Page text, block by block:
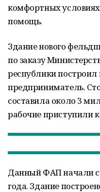
комфортных
помощь.
Здание нового
по заказу
республики
предприниматель.
составила около 3
рабочие приступили
Данный ФАП начали
года. Здание